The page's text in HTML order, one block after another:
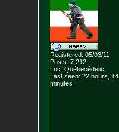
Registered: 05/03/11
Posts: 7,212
Loc: Québecédelic
Last seen: 22 hours, 14
minutes